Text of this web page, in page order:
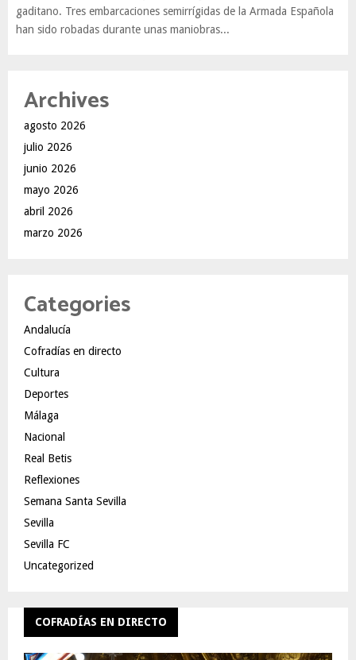
gaditano. Tres embarcaciones semirrígidas de la Armada Española
han sido robadas durante unas maniobras...
Archives
agosto 2026
julio 2026
junio 2026
mayo 2026
abril 2026
marzo 2026
Categories
Andalucía
Cofradías en directo
Cultura
Deportes
Málaga
Nacional
Real Betis
Reflexiones
Semana Santa Sevilla
Sevilla
Sevilla FC
Uncategorized
COFRADÍAS EN DIRECTO